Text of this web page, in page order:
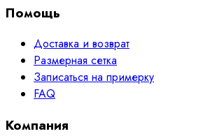
Помощь
Доставка и возврат
Размерная сетка
Записаться на примерку
FAQ
Компания